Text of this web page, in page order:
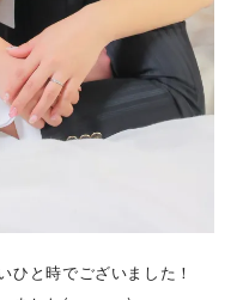
ひと時でございました！